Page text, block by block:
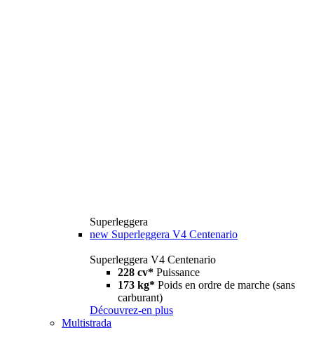
Superleggera
new Superleggera V4 Centenario
Superleggera V4 Centenario
228 cv* Puissance
173 kg* Poids en ordre de marche (sans
carburant)
Découvrez-en plus
Multistrada